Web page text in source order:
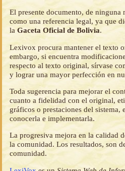
El presente documento, de ninguna
como una referencia legal, ya que
laGaceta Oficial de Bolivia.
Lexivox procura mantener el texto
embargo, si encuentra
respecto al texto original, sírvase
y lograr una mayor perfección en
Toda sugerencia para mejorar el
cuanto a fidelidad con el original,
gráficos o prestaciones del sistema,
conocerla e implementarla.
La progresiva mejora en la calidad
la comunidad. Los resultados, son
comunidad.